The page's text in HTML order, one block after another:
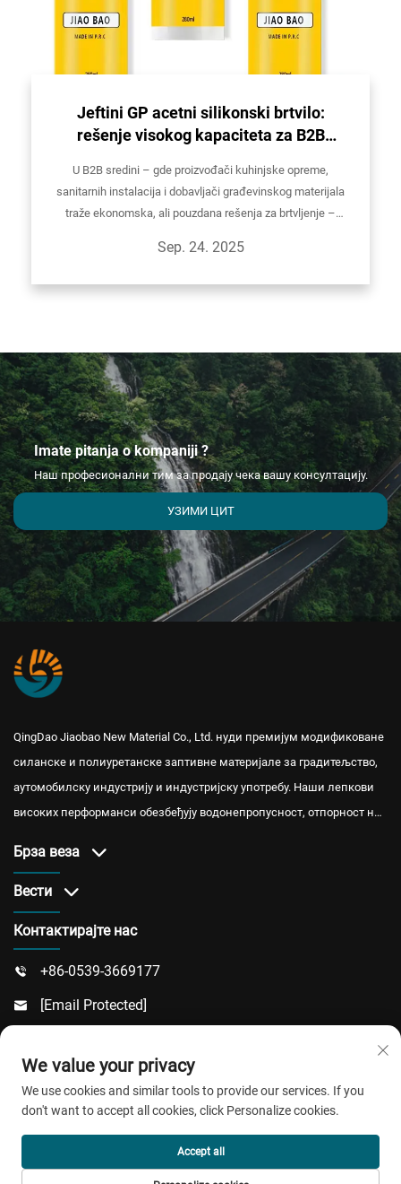
Jeftini GP acetni silikonski brtvilo:
rešenje visokog kapaciteta za B2B
U B2B sredini – gde proizvođači kuhinjske opreme,
sanitarnih instalacija i dobavljači građevinskog materijala
traže ekonomska, ali pouzdana rešenja za brtvljenje –
pristupačnost, performanse i izdržljivost je ključno...
Sep. 24. 2025
Imate pitanja o kompaniji ?
Наш професионални тим за продају чека вашу консултацију.
УЗИМИ ЦИТ
QingDao Jiaobao New Material Co., Ltd. нуди премијум модификоване
силанске и полиуретанске заптивне материјале за градитељство,
аутомобилску индустрију и индустријску употребу. Наши лепкови
високих перформанси обезбеђују водонепропусност, отпорност на
поузданом услугом након продаје.
Брза веза
Вести
Контактирајте нас
 +86-0539-3669177
 [email Protected]
Линку, Град Веифанг, Провинција Шандонг
Ауторско право © 2026 ЦингДао Џиаобао Нови
Материјал Цо, Лтд. Сва права су задржана.
We value your privacy
We use cookies and similar tools to provide our services. If you
don't want to accept all cookies, click Personalize cookies.
Accept all